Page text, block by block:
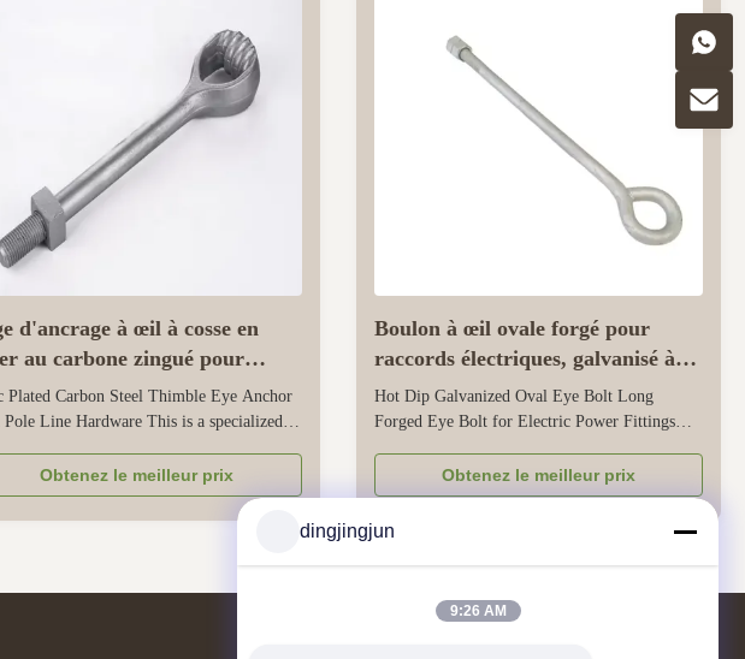
d'ancrage à œil à cosse en
au carbone zingué pour
de ligne de poteaux
Plated Carbon Steel Thimble Eye Anchor
Pole Line Hardware This is a specialized
overhead power, communication, and
lines on power poles. Its galvanized layer
a protective layer that can resist mild
Obtenez le meilleur prix
Boulon à œil ovale forgé pour
raccords électriques, galvanisé à
chaud
Hot Dip Galvanized Oval Eye Bolt Long
Forged Eye Bolt for Electric Power Fittings
fittings, built with a long forged oval eye to fit
large components like heavy insulators and
Obtenez le meilleur prix
dingjingjun
9:26 AM